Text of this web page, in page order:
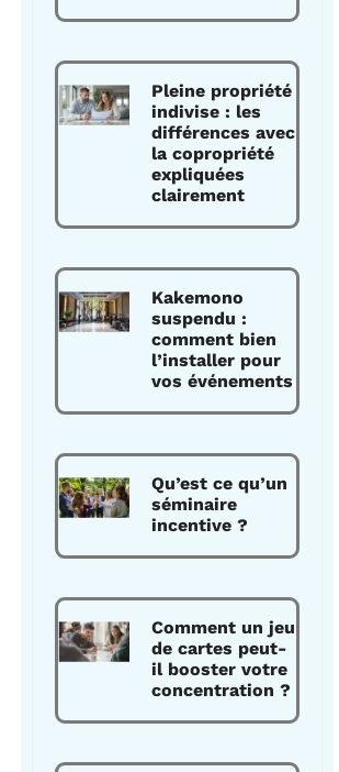
Pleine propriété
indivise : les
différences avec
la copropriété
expliquées
clairement
Kakemono
suspendu :
comment bien
l’installer pour
vos événements
Qu’est ce qu’un
séminaire
incentive ?
Comment un jeu
de cartes peut-
il booster votre
concentration ?